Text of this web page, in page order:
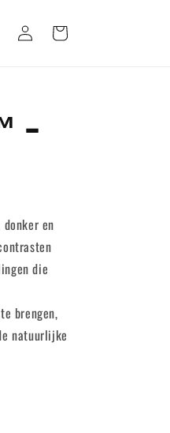
InloggenWinkelwagen
-
en
die
brengen,
natuurlijke